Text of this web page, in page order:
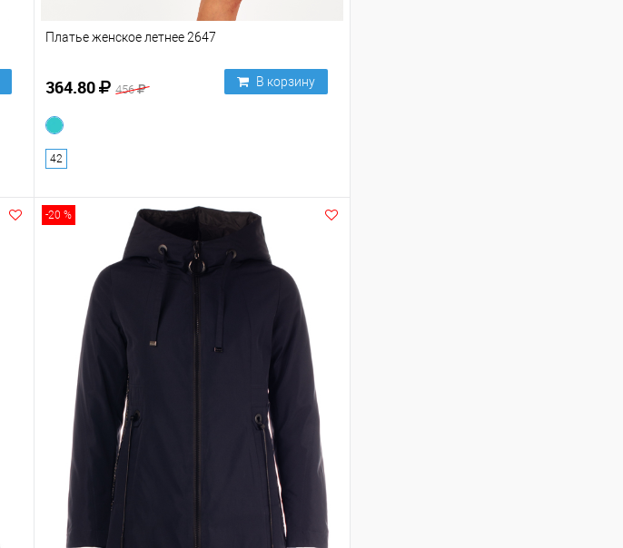
Платье женское летнее 2647
364.80 456
В корзину
42
-20 %